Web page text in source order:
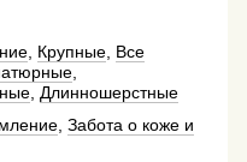
Крупные Все
Длинношерстные
Забота о коже и